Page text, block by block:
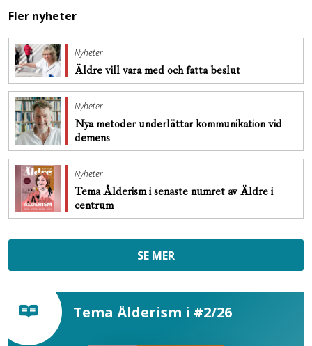
Fler nyheter
Nyheter
Äldre vill vara med och fatta beslut
Nyheter
Nya metoder underlättar kommunikation vid
demens
Nyheter
Tema Ålderism i senaste numret av Äldre i
centrum
SE MER
Tema Ålderism i #2/26